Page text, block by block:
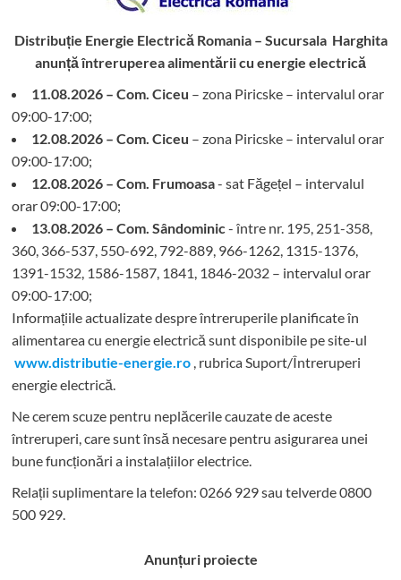
Distribuție Energie Electrică Romania – Sucursala Harghita
anunță întreruperea alimentării cu energie electrică
11.08.2026 – Com. Ciceu – zona Piricske – intervalul orar
09:00-17:00;
12.08.2026 – Com. Ciceu – zona Piricske – intervalul orar
09:00-17:00;
12.08.2026 – Com. Frumoasa- sat Făgețel – intervalul
orar 09:00-17:00;
13.08.2026 – Com. Sândominic- între nr. 195, 251-358,
360, 366-537, 550-692, 792-889, 966-1262, 1315-1376,
1391-1532, 1586-1587, 1841, 1846-2032 – intervalul orar
09:00-17:00;
Informațiile actualizate despre întreruperile planificate în
alimentarea cu energie electrică sunt disponibile pe site-ul
www.distributie-energie.ro , rubrica Suport/Întreruperi
energie electrică.
Ne cerem scuze pentru neplăcerile cauzate de aceste
întreruperi, care sunt însă necesare pentru asigurarea unei
bune funcționări a instalațiilor electrice.
Relații suplimentare la telefon: 0266 929 sau telverde 0800
500 929.
Anunțuri proiecte